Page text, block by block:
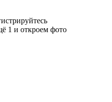
1 и откроем фото